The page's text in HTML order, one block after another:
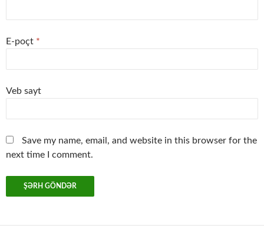
E-poçt *
Veb sayt
Save my name, email, and website in this browser for the
next time I comment.